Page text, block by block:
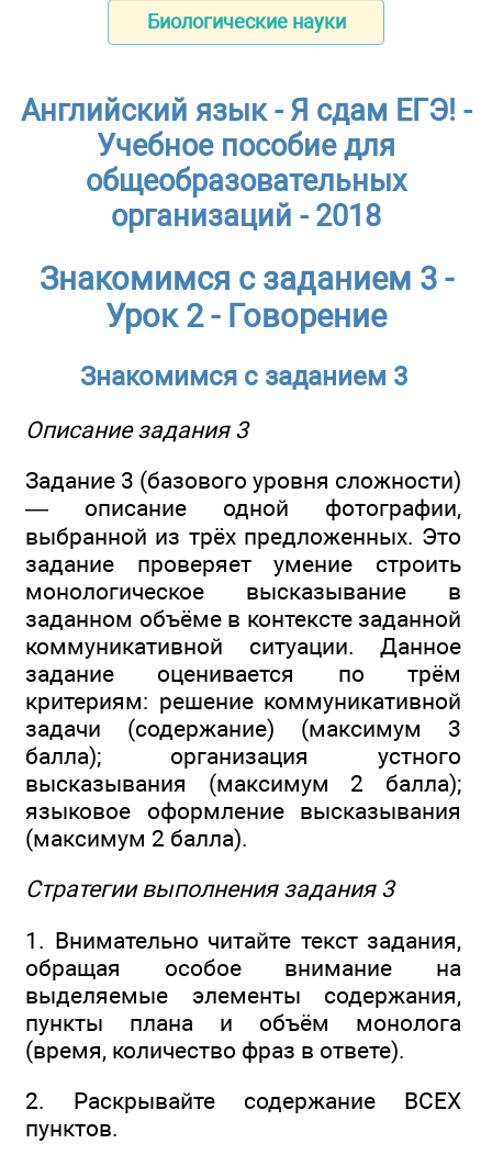
Биологические науки
Английский язык - Я сдам ЕГЭ! -
Учебное пособие для
общеобразовательных
организаций - 2018
Знакомимся с заданием 3 -
Урок 2 - Говорение
Знакомимся с заданием 3
Описание задания 3
Задание 3 (базового уровня сложности)
— описание одной фотографии,
выбранной из трёх предложенных. Это
задание проверяет умение строить
монологическое высказывание в
заданном объёме в контексте заданной
коммуникативной ситуации. Данное
задание оценивается по трём
критериям: решение коммуникативной
задачи (содержание) (максимум 3
балла); организация устного
высказывания (максимум 2 балла);
языковое оформление высказывания
(максимум 2 балла).
Стратегии выполнения задания 3
1. Внимательно читайте текст задания,
обращая особое внимание на
выделяемые элементы содержания,
пункты плана и объём монолога
(время, количество фраз в ответе).
2. Раскрывайте содержание ВСЕХ
пунктов.